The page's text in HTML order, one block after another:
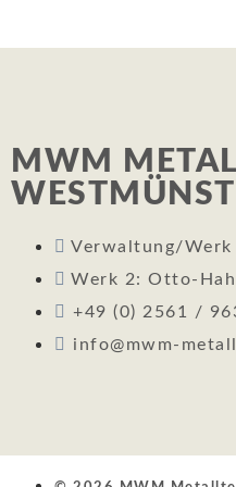
MWM
Verwaltung/Werk
Werk 2: Otto-
+49 (0) 2561 /
info@mwm-